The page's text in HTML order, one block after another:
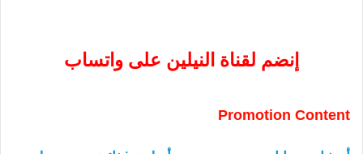
إنضم لقناة النيلين على واتساب
Promotion Content